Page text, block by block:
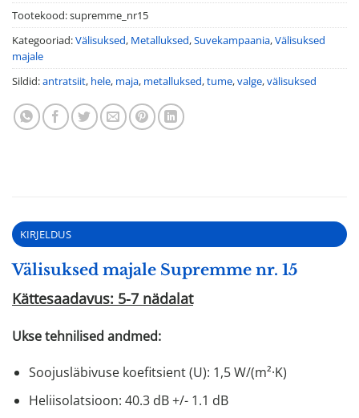
Tootekood:supremme_nr15
Kategooriad:Välisuksed, Metalluksed,Suvekampaania,Välisuksed
majale
Sildid:antratsiit, hele, maja, metalluksed,tume,valge,välisuksed
KIRJELDUS
Välisuksed majale Supremme nr. 15
Kättesaadavus: 5-7 nädalat
Ukse tehnilised andmed:
Soojusläbivuse koefitsient (U): 1,5 W/(m²·K)
Heliisolatsioon: 40.3 dB +/- 1.1 dB